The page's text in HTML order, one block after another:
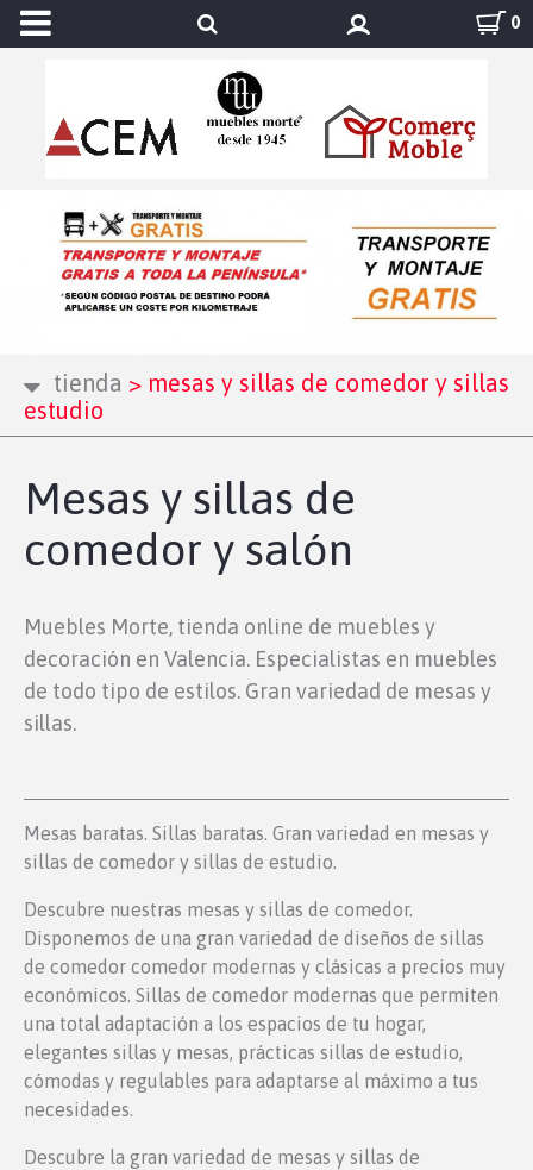
0
tienda > mesas y sillas de comedor y sillas
estudio
Mesas y sillas de
comedor y salón
Muebles Morte, tienda online de muebles y
decoración en Valencia. Especialistas en muebles
de todo tipo de estilos. Gran variedad de mesas y
sillas.
Mesas baratas. Sillas baratas. Gran variedad en mesas y
sillas de comedor y sillas de estudio.
Descubre nuestras mesas y sillas de comedor.
Disponemos de una gran variedad de diseños de sillas
de comedor comedor modernas y clásicas a precios muy
económicos. Sillas de comedor modernas que permiten
una total adaptación a los espacios de tu hogar,
elegantes sillas y mesas, prácticas sillas de estudio,
cómodas y regulables para adaptarse al máximo a tus
necesidades.
Descubre la gran variedad de mesas y sillas de